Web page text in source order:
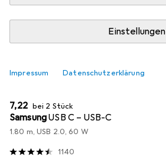
Einstellungen
Impressum Datenschutzerklärung
Produktliste
MENGENRABATT
EUR
7,22 bei 2 Stück
SamsungUSB C – USB-C
1.80 m, USB 2.0, 60 W
1140